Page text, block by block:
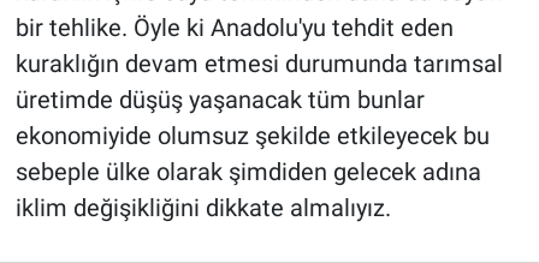
bir tehlike. Öyle ki Anadolu'yu tehdit eden
kuraklığın devam etmesi durumunda tarımsal
üretimde düşüş yaşanacak tüm bunlar
ekonomiyide olumsuz şekilde etkileyecek bu
sebeple ülke olarak şimdiden gelecek adına
iklim değişikliğini dikkate almalıyız.